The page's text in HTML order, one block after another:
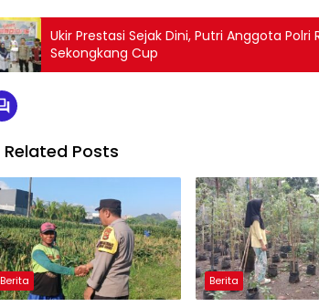
Ukir Prestasi Sejak Dini, Putri Anggota
Sekongkang Cup
Related Posts
Berita Berita